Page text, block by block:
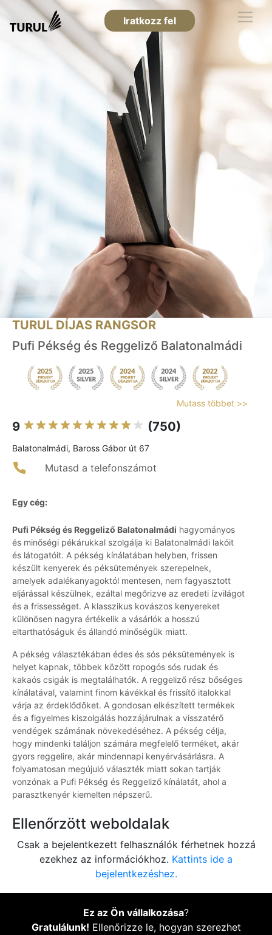
Iratkozz fel
TURUL DÍJAS RANGSOR
Pufi Pékség és Reggeliző Balatonalmádi
Mutass többet >>
9 (750)
Balatonalmádi, Baross Gábor út 67
Mutasd a telefonszámot
Egy cég:
Pufi Pékség és Reggeliző Balatonalmádi hagyományos
és minőségi pékárukkal szolgálja ki Balatonalmádi lakóit
és látogatóit. A pékség kínálatában helyben, frissen
készült kenyerek és péksütemények szerepelnek,
amelyek adalékanyagoktól mentesen, nem fagyasztott
eljárással készülnek, ezáltal megőrizve az eredeti ízvilágot
és a frissességet. A klasszikus kovászos kenyereket
különösen nagyra értékelik a vásárlók a hosszú
eltarthatóságuk és állandó minőségük miatt.
A pékség választékában édes és sós péksütemények is
helyet kapnak, többek között ropogós sós rudak és
kakaós csigák is megtalálhatók. A reggeliző rész bőséges
kínálatával, valamint finom kávékkal és frissítő italokkal
várja az érdeklődőket. A gondosan elkészített termékek
és a figyelmes kiszolgálás hozzájárulnak a visszatérő
vendégek számának növekedéséhez. A pékség célja,
hogy mindenki találjon számára megfelelő terméket, akár
gyors reggelire, akár mindennapi kenyérvásárlásra. A
folyamatosan megújuló választék miatt sokan tartják
vonzónak a Pufi Pékség és Reggeliző kínálatát, ahol a
parasztkenyér kiemelten népszerű.
Ellenőrzött weboldalak
Csak a bejelentkezett felhasználók férhetnek hozzá
ezekhez az információkhoz. Kattints ide a
bejelentkezéshez.
Ez az Ön vállalkozása?
Gratulálunk! Ellenőrizze le, hogyan szerezhet